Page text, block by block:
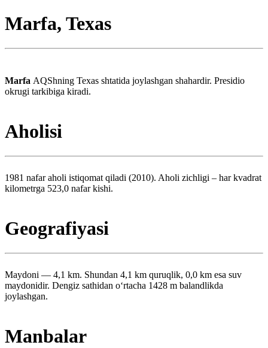
Marfa, Texas
Marfa AQShning Texas shtatida joylashgan shahardir. Presidio
okrugi tarkibiga kiradi.
Aholisi
1981 nafar aholi istiqomat qiladi (2010). Aholi zichligi – har kvadrat
kilometrga 523,0 nafar kishi.
Geografiyasi
Maydoni — 4,1 km. Shundan 4,1 km quruqlik, 0,0 km esa suv
maydonidir. Dengiz sathidan oʻrtacha 1428 m balandlikda
joylashgan.
Manbalar